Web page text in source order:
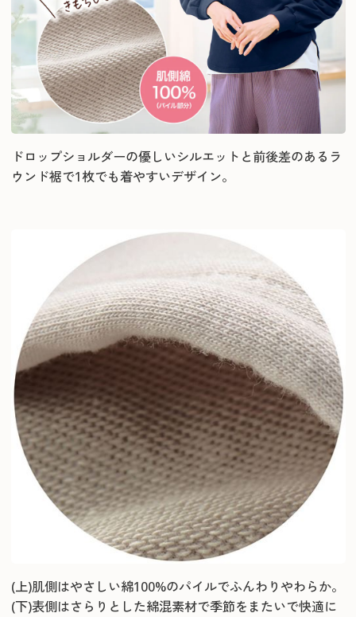
ドロップショルダーの優しいシルエットと前後差のあるラ
ウンド裾で1枚でも着やすいデザイン。
(上)肌側はやさしい綿100%のパイルでふんわりやわらか。
(下)表側はさらりとした綿混素材で季節をまたいで快適に